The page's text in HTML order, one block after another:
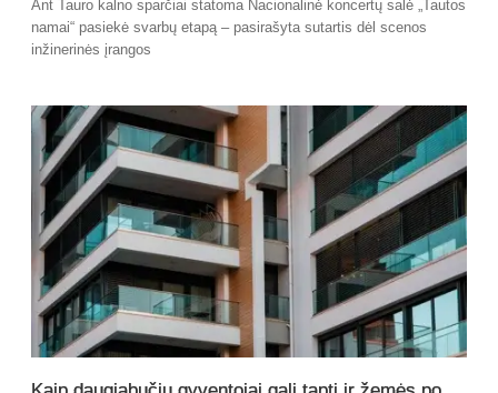
Ant Tauro kalno sparčiai statoma Nacionalinė koncertų salė „Tautos
namai“ pasiekė svarbų etapą – pasirašyta sutartis dėl scenos
inžinerinės įrangos